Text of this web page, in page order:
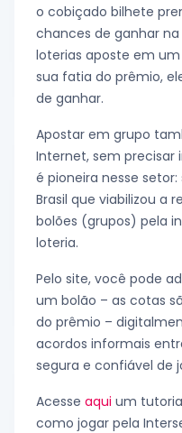
o cobiçado bilhete
chances de ganhar
loterias aposte em
sua fatia do prêmio,
de ganhar.
Apostar em grupo
Internet, sem precisar
é pioneira nesse
Brasil que viabilizou a
bolões (grupos) pela
loteria.
Pelo site, você pode
um bolão – as cotas
do prêmio –
acordos informais
segura e confiável de
Acesse aqui um
como jogar pela